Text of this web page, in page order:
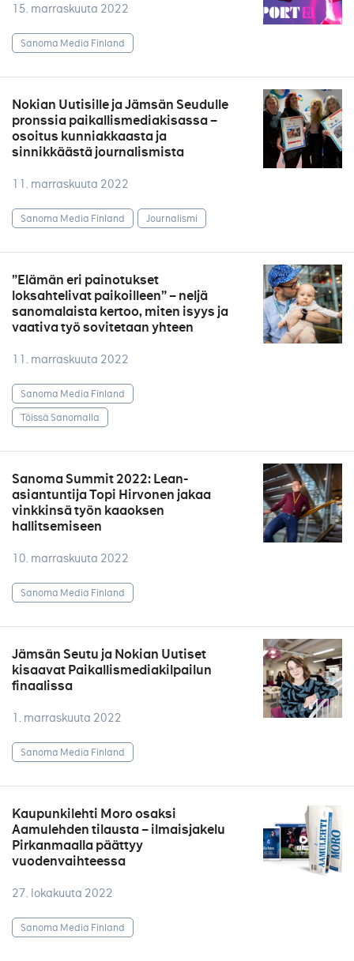
15. marraskuuta 2022
Sanoma Media Finland
Nokian Uutisille ja Jämsän Seudulle
pronssia paikallismediakisassa –
osoitus kunniakkaasta ja
sinnikkäästä journalismista
11. marraskuuta 2022
Sanoma Media Finland Journalismi
”Elämän eri painotukset
loksahtelivat paikoilleen” – neljä
sanomalaista kertoo, miten isyys ja
vaativa työ sovitetaan yhteen
11. marraskuuta 2022
Sanoma Media Finland
Töissä Sanomalla
Sanoma Summit 2022: Lean-
asiantuntija Topi Hirvonen jakaa
vinkkinsä työn kaaoksen
hallitsemiseen
10. marraskuuta 2022
Sanoma Media Finland
Jämsän Seutu ja Nokian Uutiset
kisaavat Paikallismediakilpailun
finaalissa
1. marraskuuta 2022
Sanoma Media Finland
Kaupunkilehti Moro osaksi
Aamulehden tilausta – ilmaisjakelu
Pirkanmaalla päättyy
vuodenvaihteessa
27. lokakuuta 2022
Sanoma Media Finland